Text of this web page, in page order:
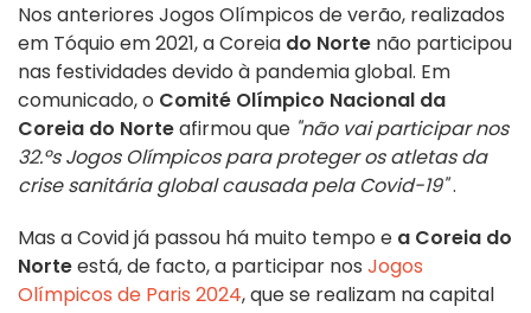
Nos anteriores Jogos Olímpicos de verão, realizados
em Tóquio em 2021, a Coreia do Norte não participou
nas festividades devido à pandemia global. Em
comunicado, o Comité Olímpico Nacional da
Coreia do Norteafirmou que "não vai participar nos
32.ºs Jogos Olímpicos para proteger os atletas da
crise sanitária global causada pela Covid-19".
Mas a Covid já passou há muito tempo e a Coreia do
Norteestá, de facto, a participar nos Jogos
Olímpicos de Paris 2024, que se realizam na capital